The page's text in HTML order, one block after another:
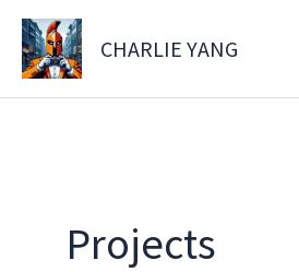
Skip
content
CHARLIE YANG
Projects